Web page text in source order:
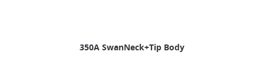
350A SwanNeck+Tip Body